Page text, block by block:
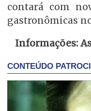
contará com
gastronômicas
Informações: